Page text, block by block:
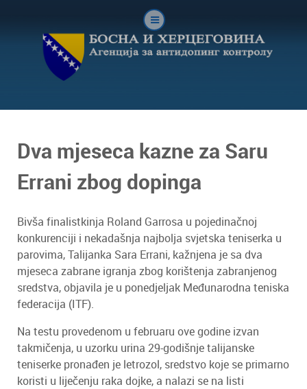
Dva mjeseca kazne za Saru
Errani zbog dopinga
Bivša finalistkinja Roland Garrosa u pojedinačnoj
konkurenciji i nekadašnja najbolja svjetska teniserka u
parovima, Talijanka Sara Errani, kažnjena je sa dva
mjeseca zabrane igranja zbog korištenja zabranjenog
sredstva, objavila je u ponedjeljak Međunarodna teniska
federacija (ITF).
Na testu provedenom u februaru ove godine izvan
takmičenja, u uzorku urina 29-godišnje talijanske
teniserke pronađen je letrozol, sredstvo koje se primarno
koristi u liječenju raka dojke, a nalazi se na listi